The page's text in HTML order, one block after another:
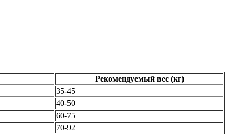
Рекомендуемый вес (кг)
35-45
40-50
60-75
70-92